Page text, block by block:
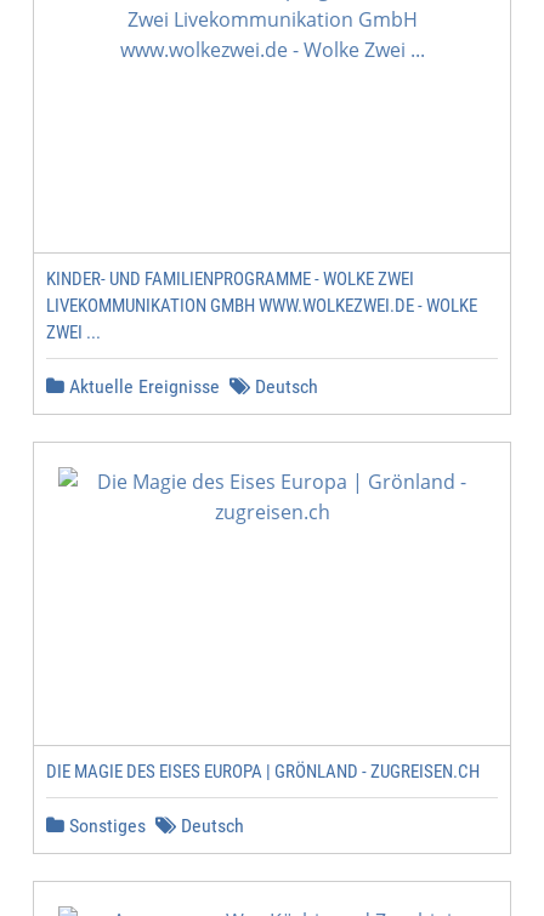
KINDER- UND FAMILIENPROGRAMME - WOLKE ZWEI
LIVEKOMMUNIKATION GMBH WWW.WOLKEZWEI.DE - WOLKE
ZWEI ...
Aktuelle Ereignisse Deutsch
DIE MAGIE DES EISES EUROPA | GRÖNLAND - ZUGREISEN.CH
Sonstiges Deutsch